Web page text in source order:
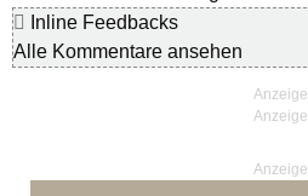
Inline Feedbacks
Alle Kommentare ansehen
Anzeige